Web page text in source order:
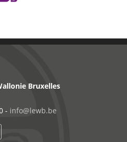
Bruxelles
- info@lewb.be